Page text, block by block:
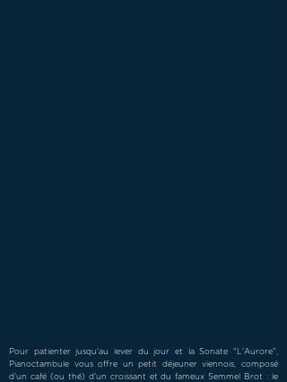
Pour patienter jusqu'au lever du jour et la Sonate "L'Aurore",
Pianoctambule vous offre un petit déjeuner viennois, composé
d'un café (ou thé) d'un croissant et du fameux Semmel Brot : le